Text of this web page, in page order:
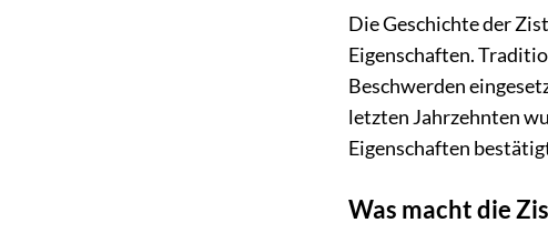
Die Geschichte der
Eigenschaften.
Beschwerden
letzten Jahrzehnten
Eigenschaften
Was macht die